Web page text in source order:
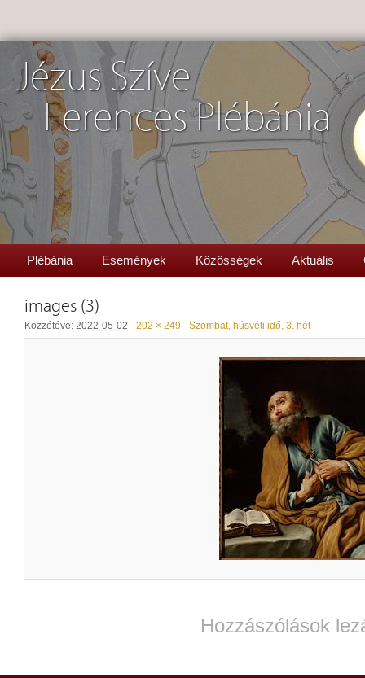
Jézus Szíve
Ferences Plébánia
Plébánia Események Közösségek Aktuális
images (3)
Közzétéve: 2022-05-02 - 202 × 249 - Szombat, húsvéti idő, 3. hét
Hozzászólások